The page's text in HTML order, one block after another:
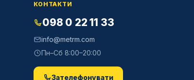
КОНТАКТИ
098 0 22 11 33
info@metrm.com
Пн–Сб 8:00–20:00
Зателефонувати